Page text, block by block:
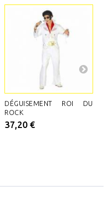
DÉGUISEMENT ROI DU
ROCK
37,20 €